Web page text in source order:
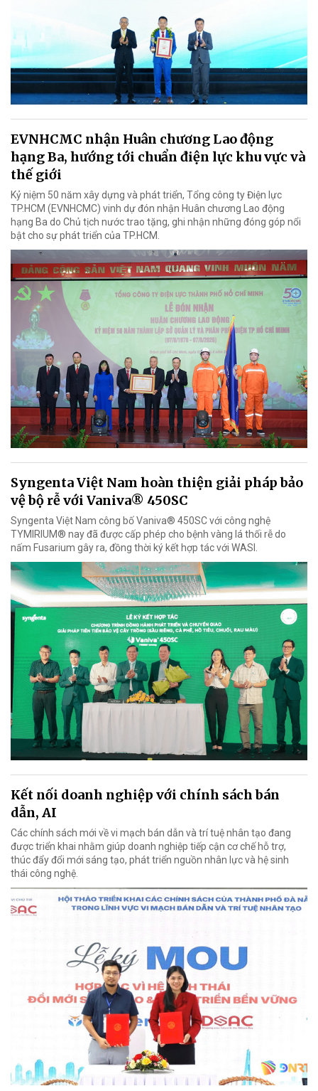
EVNHCMC nhận Huân chương Lao động
hạng Ba, hướng tới chuẩn điện lực khu vực và
thế giới
Kỷ niệm 50 năm xây dựng và phát triển, Tổng công ty Điện lực
TP.HCM (EVNHCMC) vinh dự đón nhận Huân chương Lao động
hạng Ba do Chủ tịch nước trao tặng, ghi nhận những đóng góp nổi
bật cho sự phát triển của TP.HCM.
Syngenta Việt Nam hoàn thiện giải pháp bảo
vệ bộ rễ với Vaniva® 450SC
Syngenta Việt Nam công bố Vaniva® 450SC với công nghệ
TYMIRIUM® nay đã được cấp phép cho bệnh vàng lá thối rễ do
nấm Fusarium gây ra, đồng thời ký kết hợp tác với WASI.
Kết nối doanh nghiệp với chính sách bán
dẫn, AI
Các chính sách mới về vi mạch bán dẫn và trí tuệ nhân tạo đang
được triển khai nhằm giúp doanh nghiệp tiếp cận cơ chế hỗ trợ,
thúc đẩy đổi mới sáng tạo, phát triển nguồn nhân lực và hệ sinh
thái công nghệ.